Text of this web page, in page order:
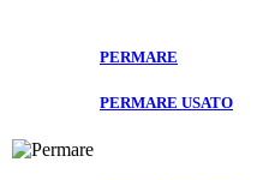
PERMARE
PERMARE USATO